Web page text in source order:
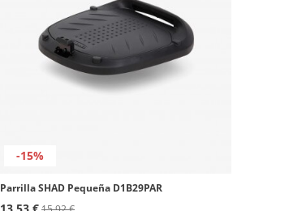
-15%
Parrilla SHAD Pequeña D1B29PAR